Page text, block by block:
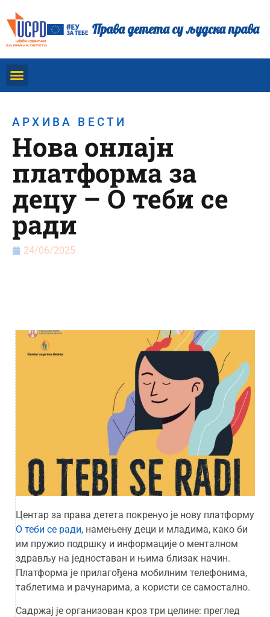
Права детета су људска права
АРХИВА ВЕСТИ
Нова онлајн
платформа за
децу – О теби се
ради
24/06/2025
Центар за права детета покренуо је нову платформу
О теби се ради, намењену деци и младима, како би
им пружио подршку и информације о менталном
здрављу на једноставан и њима близак начин.
Платформа је прилагођена мобилним телефонима,
таблетима и рачунарима, а користи се самостално.
Садржај је организован кроз три целине: преглед